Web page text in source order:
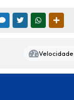
MESSENGER
TWITTERWHATSAPP